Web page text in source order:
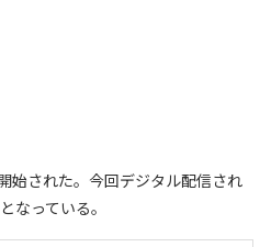
始された。今回デジタル配信され
なっている。